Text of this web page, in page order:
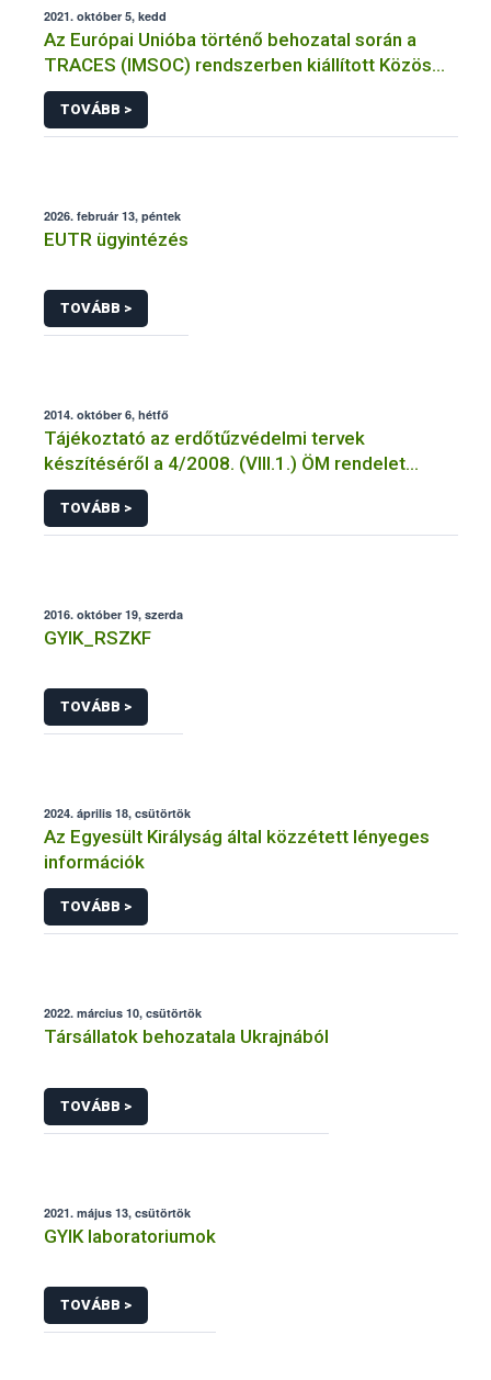
2021. október 5, kedd
Az Európai Unióba történő behozatal során a
TRACES (IMSOC) rendszerben kiállított Közös
Egészségügyi Beléptetési Okmány: KEBO-D
(angolul: CHEDD) használata
TOVÁBB >
2026. február 13, péntek
EUTR ügyintézés
TOVÁBB >
2014. október 6, hétfő
Tájékoztató az erdőtűzvédelmi tervek
készítéséről a 4/2008. (VIII.1.) ÖM rendelet
előírásai alapján
TOVÁBB >
2016. október 19, szerda
GYIK_RSZKF
TOVÁBB >
2024. április 18, csütörtök
Az Egyesült Királyság által közzétett lényeges
információk
TOVÁBB >
2022. március 10, csütörtök
Társállatok behozatala Ukrajnából
TOVÁBB >
2021. május 13, csütörtök
GYIK laboratoriumok
TOVÁBB >